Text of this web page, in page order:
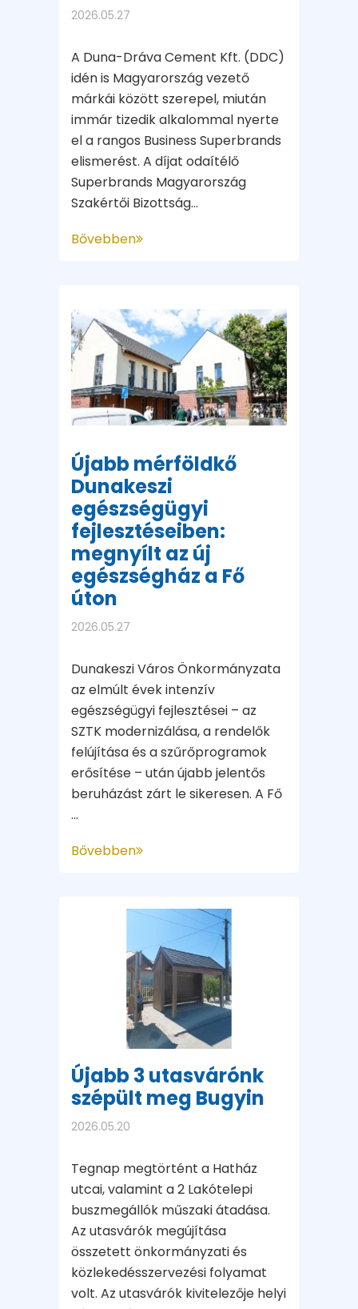
2026.05.27
A Duna-Dráva Cement Kft. (DDC)
idén is Magyarország vezető
márkái között szerepel, miután
immár tizedik alkalommal nyerte
el a rangos Business Superbrands
elismerést. A díjat odaítélő
Superbrands Magyarország
Szakértői Bizottság...
Bővebben
Újabb mérföldkő
Dunakeszi
egészségügyi
fejlesztéseiben:
megnyílt az új
egészségház a Fő
úton
2026.05.27
Dunakeszi Város Önkormányzata
az elmúlt évek intenzív
egészségügyi fejlesztései – az
SZTK modernizálása, a rendelők
felújítása és a szűrőprogramok
erősítése – után újabb jelentős
beruházást zárt le sikeresen. A Fő
...
Bővebben
Újabb 3 utasvárónk
szépült meg Bugyin
2026.05.20
Tegnap megtörtént a Hatház
utcai, valamint a 2 Lakótelepi
buszmegállók műszaki átadása.
Az utasvárók megújítása
összetett önkormányzati és
közlekedésszervezési folyamat
volt. Az utasvárók kivitelezője helyi